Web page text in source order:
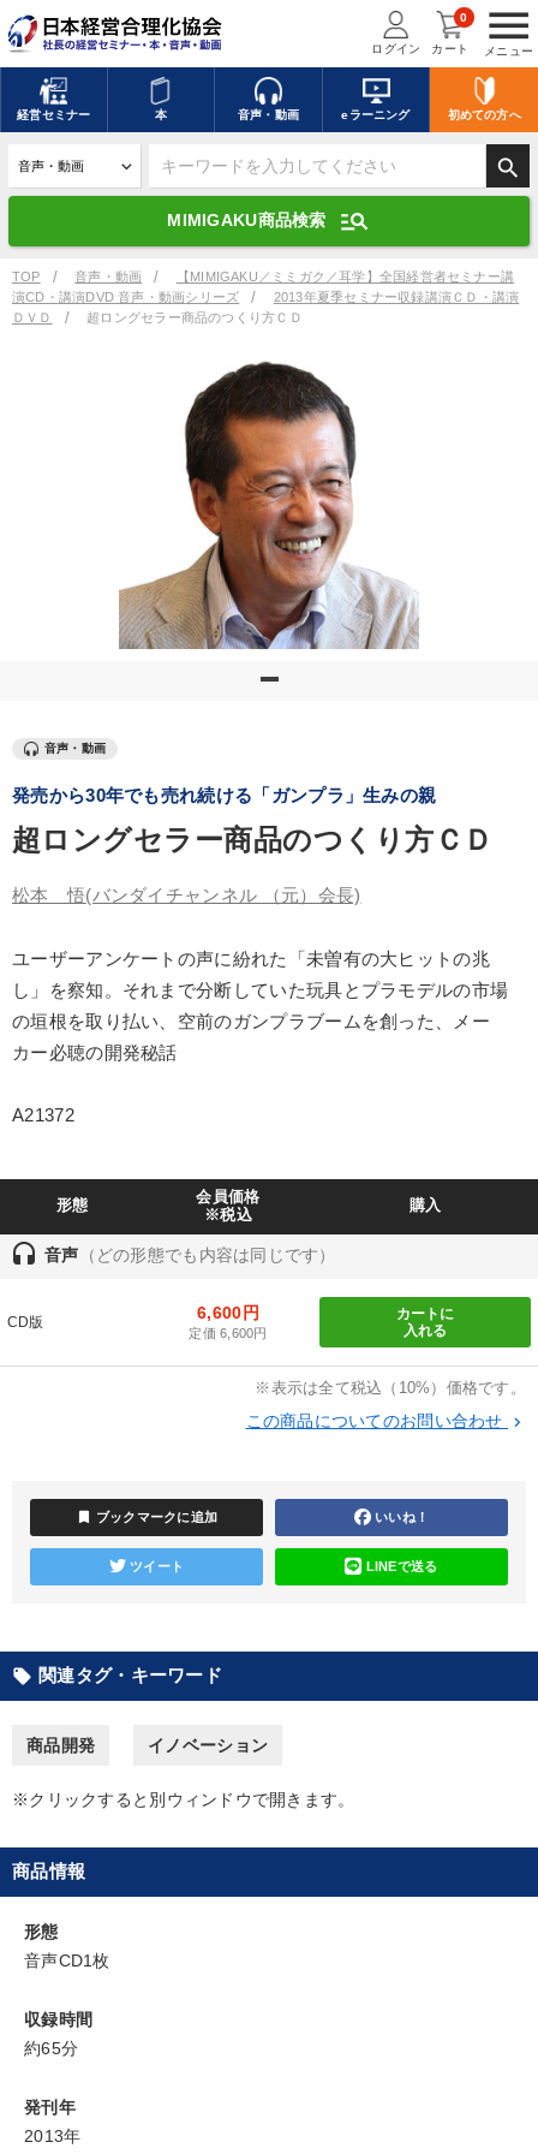
menu
メニュー
ログイン カート
0
経営セミナー 本 音声・動画 eラーニング 初めての方へ
search
MIMIGAKU商品検索 manage_search
キーワードを入力して探す
デジタル版対応のみ検索結果に表示する
search 上記の条件で検索
全国経営者セミナー講演収録物（全1315タイトル）からお探しいただけ
事業家のロマンと経営
若手異才経営者の発想 専門家のアドバイス
リーダーの器量を学ぶ
【最新刊】時代を超える経営150の言葉＋社長のスピーチ・話材
集２タイトル
オーナー社長の「現場力の経営」＋現場の「儲ける力」をさらに
高める教材２選
「儲けの本質」を突く 資産戦略
コンサルタント
節税 ドラッカー 一流人 ブランディング
IT・デジタル活用
ondemand_video 経営音声・動画を探す refresh 更新する
カテゴリー
【6月】音声・映像
会社をつくる厳選講話
オーナー社長の「現場力の経営」＋現場の「儲ける力」をさらに
高める教材２選
2025年夏季全国経営者セミナー収録講演ＣＤ・講演ＤＶＤ・デジ
タル版（音声／動画ストリーミング・ダウンロード）
全国経営者セミナー収録〈売れ筋・人気ランキング〉＆新刊・好
TOP 音声・動画
【MIMIGAKU／ミミガク／耳学】全国経営者セミナー講
演CD・講演DVD 音声・動画シリーズ
2013年夏季セミナー収録講演ＣＤ・講演
ＤＶＤ
超ロングセラー商品のつくり方ＣＤ
音声・動画
発売から30年でも売れ続ける「ガンプラ」生みの親
超ロングセラー商品のつくり方ＣＤ
松本 悟(バンダイチャンネル （元）会長)
ユーザーアンケートの声に紛れた「未曽有の大ヒットの兆
し」を察知。それまで分断していた玩具とプラモデルの市場
の垣根を取り払い、空前のガンプラブームを創った、メー
カー必聴の開発秘話
A21372
形態
会員価格
※税込
購入
headset 音声 （どの形態でも内容は同じです）
CD版 6,600円
定価 6,600円
カートに
入れる
※表示は全て税込（10%）価格です。
この商品についてのお問い合わせ keyboard_arrow_right
bookmark ブックマークに追加 いいね！
ツイート LINEで送る
local_offer 関連タグ・キーワード
商品開発 イノベーション
※クリックすると別ウィンドウで開きます。
商品情報
形態
音声CD1枚
収録時間
約65分
発刊年
2013年